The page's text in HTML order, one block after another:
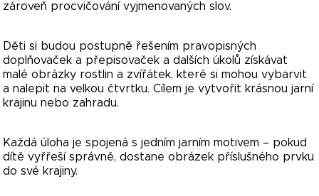
zároveň procvičování vyjmenovaných slov.
Děti si budou postupně řešením pravopisných
doplňovaček a přepisovaček a dalších úkolů získávat
malé obrázky rostlin a zvířátek, které si mohou vybarvit
a nalepit na velkou čtvrtku. Cílem je vytvořit krásnou jarní
krajinu nebo zahradu.
Každá úloha je spojená s jedním jarním motivem – pokud
dítě vyřřeší správně, dostane obrázek příslušného prvku
do své krajiny.